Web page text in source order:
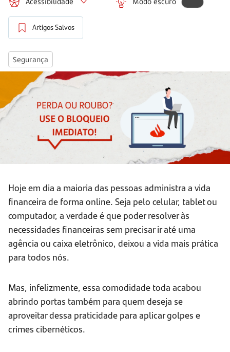
Artigos Salvos
Segurança
Hoje em dia a maioria das pessoas administra a vida
financeira de forma online. Seja pelo celular, tablet ou
computador, a verdade é que poder resolver às
necessidades financeiras sem precisar ir até uma
agência ou caixa eletrônico, deixou a vida mais prática
para todos nós.
Mas, infelizmente, essa comodidade toda acabou
abrindo portas também para quem deseja se
aproveitar dessa praticidade para aplicar golpes e
crimes cibernéticos.